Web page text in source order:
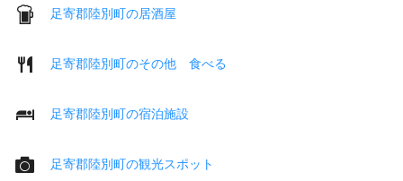
足寄郡陸別町の居酒屋
足寄郡陸別町のその他 食べる
足寄郡陸別町の宿泊施設
足寄郡陸別町の観光スポット